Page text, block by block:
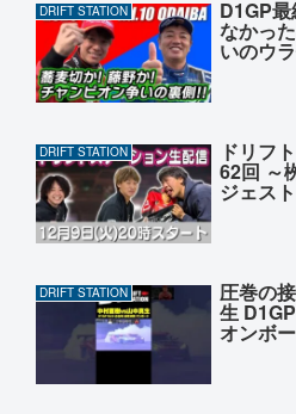
DRIFT STATION D1GP
なかっ
いのウ
DRIFT STATION ドリフ
62回 ～
ジェス
DRIFT STATION 圧巻の
生
オンボ